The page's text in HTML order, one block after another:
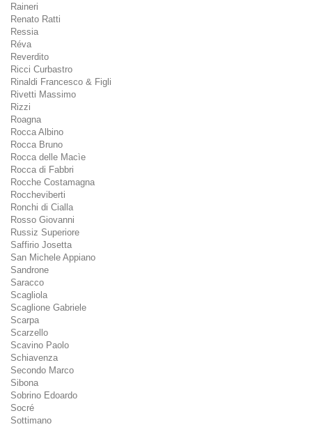
Raineri
Renato Ratti
Ressia
Réva
Reverdito
Ricci Curbastro
Rinaldi Francesco & Figli
Rivetti Massimo
Rizzi
Roagna
Rocca Albino
Rocca Bruno
Rocca delle Macìe
Rocca di Fabbri
Rocche Costamagna
Roccheviberti
Ronchi di Cialla
Rosso Giovanni
Russiz Superiore
Saffirio Josetta
San Michele Appiano
Sandrone
Saracco
Scagliola
Scaglione Gabriele
Scarpa
Scarzello
Scavino Paolo
Schiavenza
Secondo Marco
Sibona
Sobrino Edoardo
Socré
Sottimano